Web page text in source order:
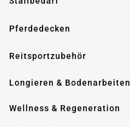
Pferdedecken
Reitsportzubehör
Longieren & Bodenarbeiten
Wellness & Regeneration